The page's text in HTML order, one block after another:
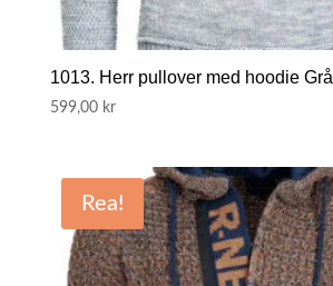
1013. Herr pullover med hoodie Grå
599,00 kr
Rea!